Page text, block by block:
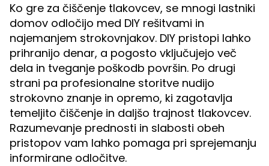
Ko gre za čiščenje tlakovcev, se mnogi lastniki
domov odločijo med DIY rešitvami in
najemanjem strokovnjakov. DIY pristopi lahko
prihranijo denar, a pogosto vključujejo več
dela in tveganje poškodb površin. Po drugi
strani pa profesionalne storitve nudijo
strokovno znanje in opremo, ki zagotavlja
temeljito čiščenje in daljšo trajnost tlakovcev.
Razumevanje prednosti in slabosti obeh
pristopov vam lahko pomaga pri sprejemanju
informirane odločitve.